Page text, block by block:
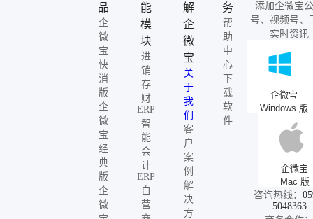
品
企
微
宝
快
消
版
企
微
宝
经
典
版
企
微
能
模
块
进
销
存
财
ERP
智
能
会
计
ERP
自
营
解
企
微
宝
关
于
我
们
客
户
案
例
解
决
方
务
帮
助
中
心
下
载
软
件
添加企微宝
号、视频号、
实时资讯
企微宝
Windows 版
企微宝
Mac 版
咨询热线：
5048363